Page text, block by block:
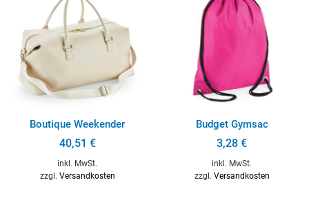
Boutique Weekender
40,51 €
inkl. MwSt.
zzgl. Versandkosten
Budget Gymsac
3,28 €
inkl. MwSt.
zzgl. Versandkosten